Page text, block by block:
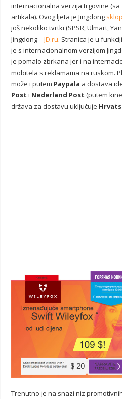
internacionalna verzija trgovine
artikala). Ovog ljeta je Jingdong
još nekoliko tvrtki (SPSR, Ulmart,
Jingdong –JD.ru. Stranica je u
je s internacionalnom verzijom
je pomalo zbrkana jer i na
mobitela s reklamama na ruskom.
može i putem Paypala a dostava
Post i Nederland Post (putem
država za dostavu uključuje
Trenutno je na snazi niz